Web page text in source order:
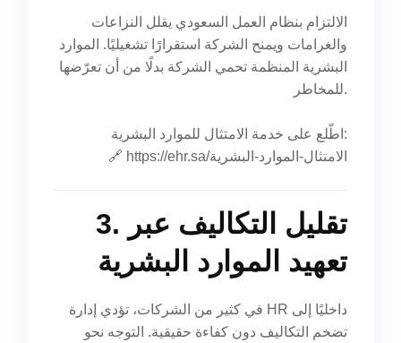
الالتزام بنظام العمل السعودي يقلل النزاعات
والغرامات ويمنح الشركة استقرارًا تشغيليًا. الموارد
البشرية المنظمة تحمي الشركة بدلًا من أن تعرّضها
للمخاطر.
اطّلع على خدمة الامتثال للموارد البشرية:
🔗
https://ehr.sa/الامتثال-الموارد-البشرية
3. تقليل التكاليف عبر
تعهيد الموارد البشرية
في كثير من الشركات، تؤدي إدارة HR داخليًا إلى
تضخم التكاليف دون كفاءة حقيقية. التوجه نحو